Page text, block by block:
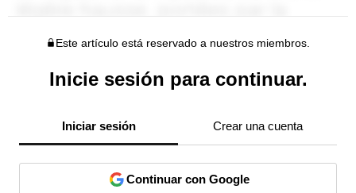
Este artículo está reservado a nuestros miembros.
Inicie sesión para continuar.
Iniciar sesión Crear una cuenta
Continuar con Google